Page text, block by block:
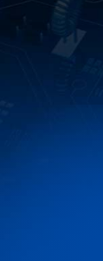
トメーション